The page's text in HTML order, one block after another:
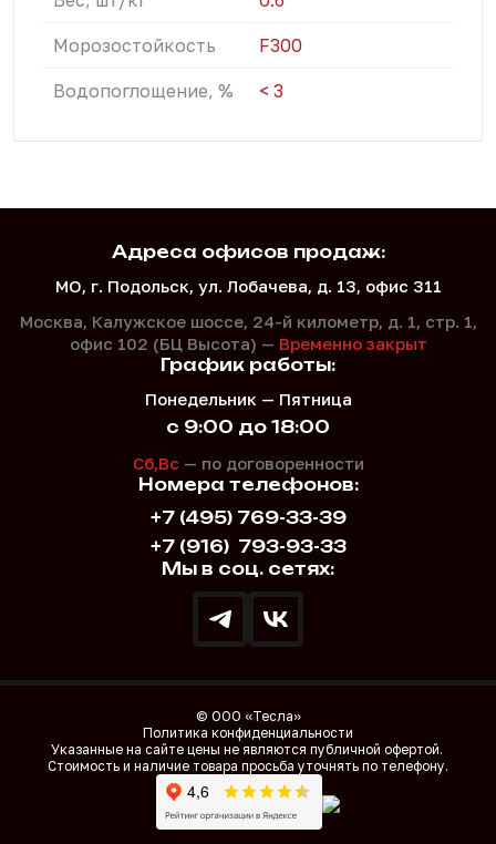
Морозостойкость F300
Водопоглощение, % < 3
Адреса офисов продаж:
МО, г. Подольск, ул. Лобачева, д. 13, офис 311
Москва, Калужское шоссе, 24-й километр, д. 1, стр. 1,
офис 102 (БЦ Высота) — Временно закрыт
Номера телефонов:
+7 (495) 769-33-39
+7 (916) 793-93-33
График работы:
Понедельник — Пятница
с 9:00 до 18:00
Сб,Вс — по договоренности
Мы в соц. сетях:
© ООО «Тесла»
Политика конфиденциальности
Указанные на сайте цены не являются публичной офертой.
Стоимость и наличие товара просьба уточнять по телефону.